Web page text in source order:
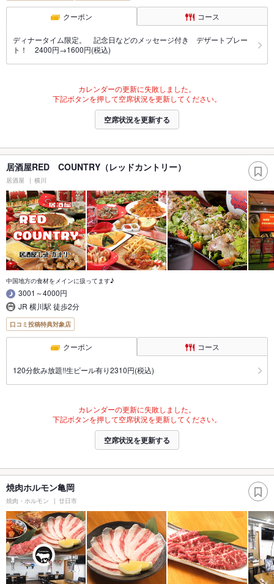
クーポン コース
ディナータイム限定。 記念日などのメッセージ付き デザートプレー
ト！ 2400円→1600円(税込)
カレンダーの更新に失敗しました。
下記ボタンを押して空席状況を更新してください。
空席状況を更新する
居酒屋RED COUNTRY（レッドカントリー）
居酒屋 横川
中国地方の食材をメインに扱ってます♪
3001～4000円
JR 横川駅 徒歩2分
口コミ投稿特典対象店
クーポン コース
120分飲み放題!!生ビール有り2310円(税込)
カレンダーの更新に失敗しました。
下記ボタンを押して空席状況を更新してください。
空席状況を更新する
焼肉ホルモン亀岡
焼肉・ホルモン 廿日市